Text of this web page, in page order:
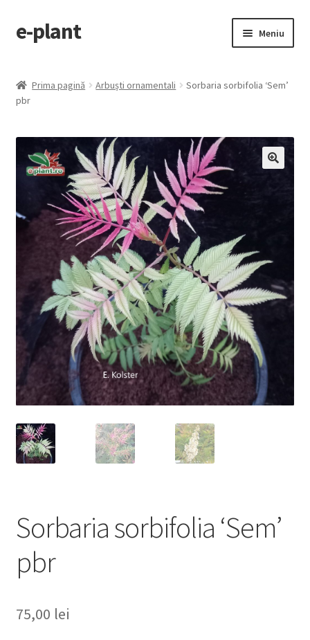
Sari
la
Sari
la
e-plant Meniu
Categorii produse
copil
Contact
Checkout
Prima pagină Arbuști ornamentali
Sorbaria sorbifolia ‘Sem’
pbr
Sorbaria sorbifolia ‘Sem’
pbr
75,00 lei